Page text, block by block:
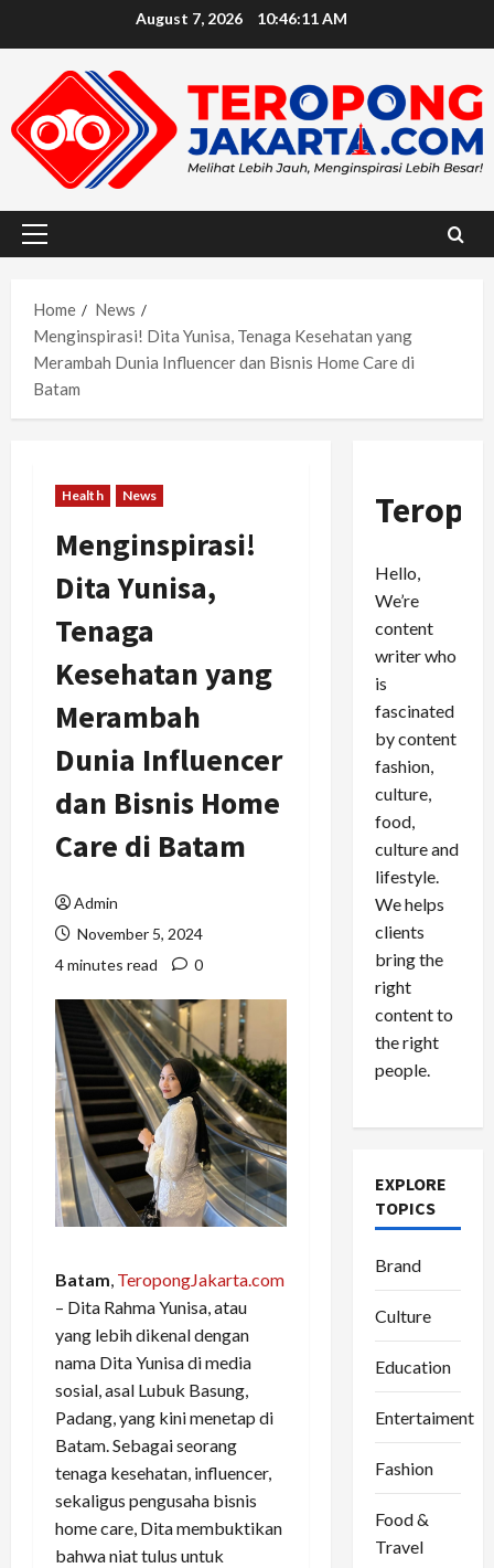
August 7, 2026 10:46:13 AM
Primary
Home
News
Menginspirasi! Dita Yunisa, Tenaga Kesehatan yang
Merambah Dunia Influencer dan Bisnis Home Care di
Batam
Health News
Menginspirasi!
Dita Yunisa,
Tenaga
Kesehatan yang
Merambah
Dunia Influencer
dan Bisnis Home
Care di Batam
Admin
November 5, 2024
4 minutes read
0
Batam, TeropongJakarta.com
– Dita Rahma Yunisa, atau
yang lebih dikenal dengan
nama Dita Yunisa di media
sosial, asal Lubuk Basung,
Padang, yang kini menetap di
Batam. Sebagai seorang
tenaga kesehatan, influencer,
sekaligus pengusaha bisnis
home care, Dita membuktikan
bahwa niat tulus untuk
Hello,
We’re
content
writer who
is
fascinated
by content
fashion,
culture,
food,
culture and
lifestyle.
We helps
clients
bring the
right
content to
the right
people.
EXPLORE
TOPICS
Brand
Culture
Education
Entertaiment
Fashion
Food &
Travel